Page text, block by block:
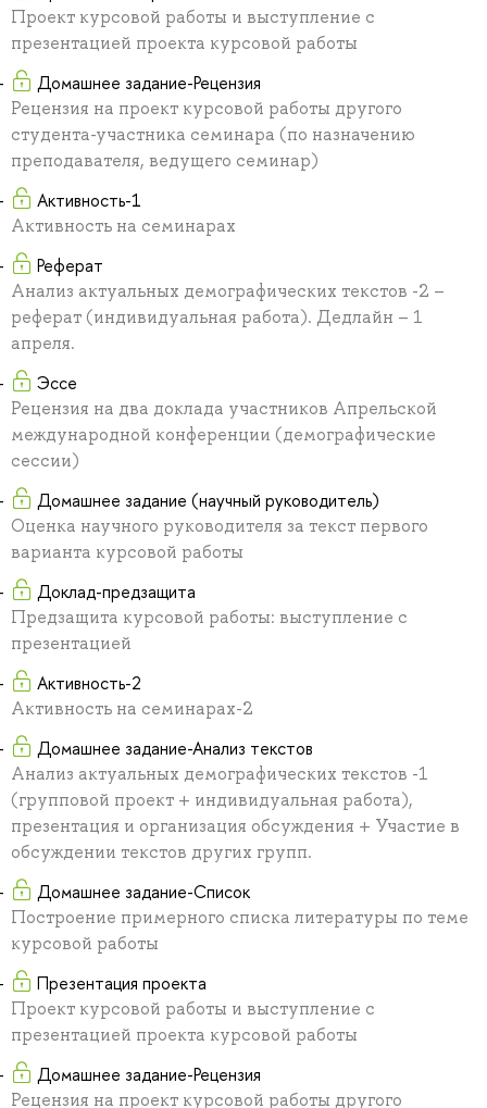
Проект курсовой работы и выступление с
презентацией проекта курсовой работы
Домашнее задание-Рецензия
Рецензия на проект курсовой работы другого
студента-участника семинара (по назначению
преподавателя, ведущего семинар)
Активность-1
Активность на семинарах
Реферат
Анализ актуальных демографических текстов -2 –
реферат (индивидуальная работа). Дедлайн – 1
апреля.
Эссе
Рецензия на два доклада участников Апрельской
международной конференции (демографические
сессии)
Домашнее задание (научный руководитель)
Оценка научного руководителя за текст первого
варианта курсовой работы
Доклад-предзащита
Предзащита курсовой работы: выступление с
презентацией
Активность-2
Активность на семинарах-2
Домашнее задание-Анализ текстов
Анализ актуальных демографических текстов -1
(групповой проект + индивидуальная работа),
презентация и организация обсуждения + Участие в
обсуждении текстов других групп.
Домашнее задание-Список
Построение примерного списка литературы по теме
курсовой работы
Презентация проекта
Проект курсовой работы и выступление с
презентацией проекта курсовой работы
Домашнее задание-Рецензия
Рецензия на проект курсовой работы другого